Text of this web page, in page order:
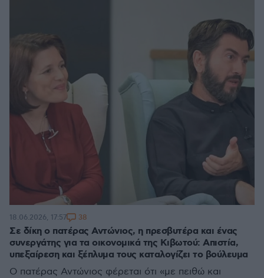
Σε δίκη ο πατέρας Αντώνιος, η πρεσβυτέρα και ένας
συνεργάτης για τα οικονομικά της Κιβωτού: Απιστία,
υπεξαίρεση και ξέπλυμα τους καταλογίζει το βούλευμα
Ο πατέρας Αντώνιος φέρεται ότι «με πειθώ και
18.06.2026, 17:57 38